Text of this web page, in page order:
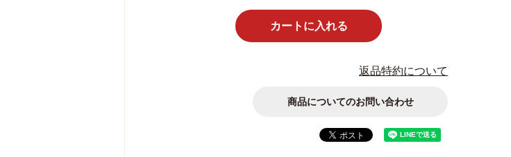
カートに入れる
返品特約について
商品についてのお問い合わせ